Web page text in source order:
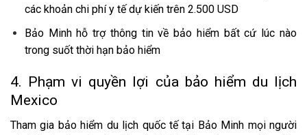
các khoản chi phí y tế dự kiến trên 2.500 USD
Bảo Minh hỗ trợ thông tin về bảo hiểm bất cứ lúc nào
trong suốt thời hạn bảo hiểm
4. Phạm vi quyền lợi của bảo hiểm du lịch
Mexico
Tham gia bảo hiểm du lịch quốc tế tại Bảo Minh mọi người